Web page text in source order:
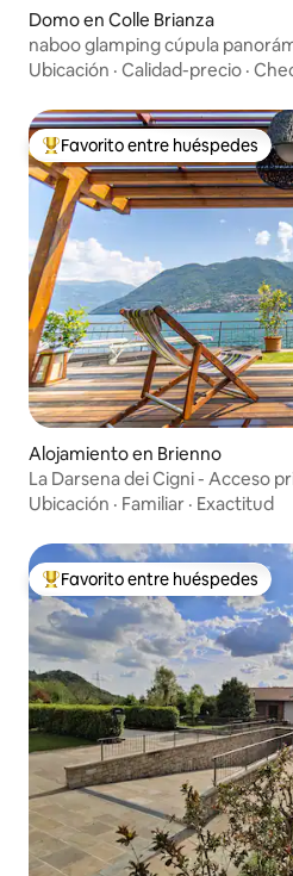
Domo en Colle Brianza
naboo glamping cúpula
Ubicación · Calidad-precio ·
Favorito entre huéspedes
Favorito entre huéspedes
Alojamiento en Brienno
La Darsena dei Cigni - Acceso
Ubicación · Familiar · Exactitud
Favorito entre huéspedes
Favorito entre huéspedes